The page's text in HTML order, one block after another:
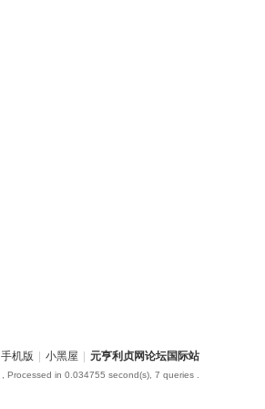
手机版 | 小黑屋 | 元亨利贞网论坛国际站
, Processed in 0.034755 second(s), 7 queries .